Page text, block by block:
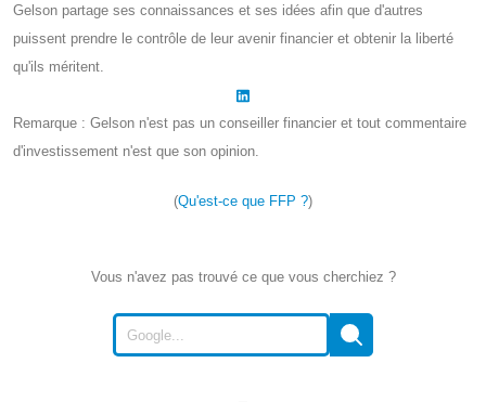
Gelson partage ses connaissances et ses idées afin que d'autres
puissent prendre le contrôle de leur avenir financier et obtenir la liberté
qu'ils méritent.
Remarque : Gelson n'est pas un conseiller financier et tout commentaire
d'investissement n'est que son opinion.
(Qu'est-ce que FFP ?)
Vous n'avez pas trouvé ce que vous cherchiez ?